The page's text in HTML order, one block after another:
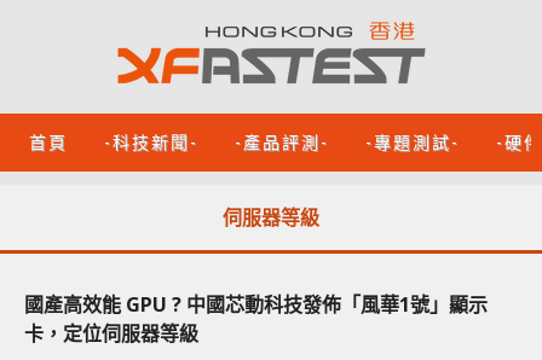
首頁 -科技新聞- -產品評測- -專題測試- -硬
伺服器等級
國產高效能 GPU ? 中國芯動科技發佈「風華1號」顯示
卡，定位伺服器等級